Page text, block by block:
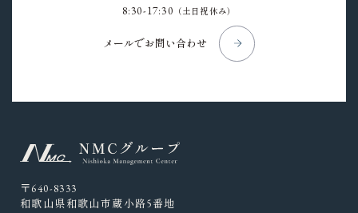
8:30-17:30 （土日祝休み）
メールでお問い合わせ
〒640-8333
和歌山県和歌山市蔵小路5番地